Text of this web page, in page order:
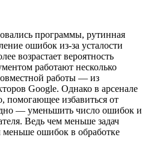
программы, рутинная
ошибок из-за усталости
возрастает вероятность
работают несколько
работы — из
Google. Однако в арсенале
помогающее избавиться от
— уменьшить число ошибок и
Ведь чем меньше задач
ошибок в обработке